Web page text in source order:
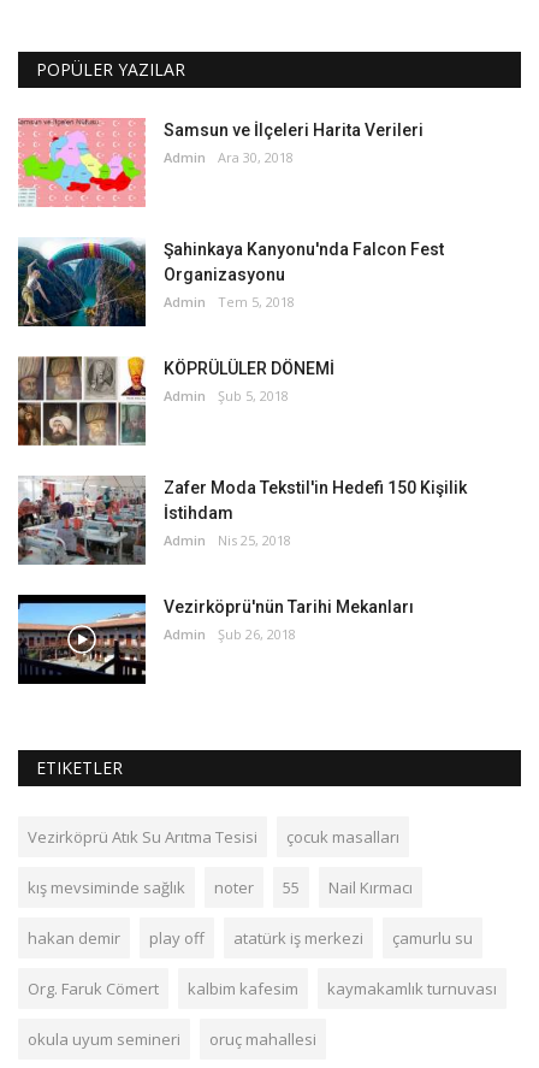
POPÜLER YAZILAR
Samsun ve İlçeleri Harita Verileri
Admin Ara 30, 2018
Şahinkaya Kanyonu'nda Falcon Fest
Organizasyonu
Admin Tem 5, 2018
KÖPRÜLÜLER DÖNEMİ
Admin Şub 5, 2018
Zafer Moda Tekstil'in Hedefi 150 Kişilik
İstihdam
Admin Nis 25, 2018
Vezirköprü'nün Tarihi Mekanları
Admin Şub 26, 2018
ETIKETLER
Vezirköprü Atık Su Arıtma Tesisi çocuk masalları
kış mevsiminde sağlık noter 55 Nail Kırmacı
hakan demir play off atatürk iş merkezi çamurlu su
Org. Faruk Cömert kalbim kafesim kaymakamlık turnuvası
okula uyum semineri oruç mahallesi